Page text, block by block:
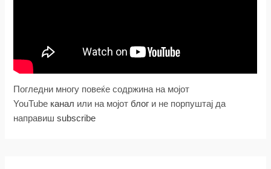
Погледни многу повеќе содржина на мојот
YouTube канал или на мојот блог и не порпуштај да
направишsubscribe